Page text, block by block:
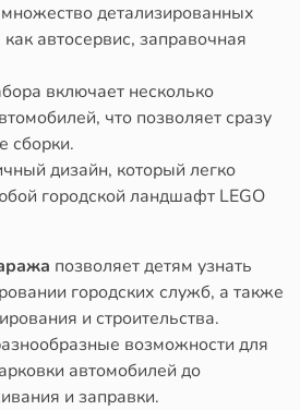
детализированных
автосервис, заправочная
включает несколько
что позволяет сразу
сборки.
дизайн, который легко
городской ландшафт LEGO
позволяет детям узнать
городских служб, а также
и строительства.
возможности для
автомобилей до
и заправки.